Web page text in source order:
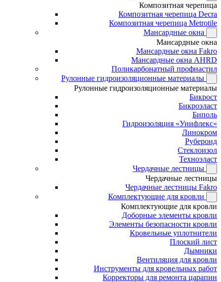
Композитная черепица
Композитная черепица Decra
Композитная черепица Metrotile
Мансардные окна
Мансардные окна
Мансардные окна Fakro
Мансардные окна AHRD
Поликарбонатный профнастил
Рулонные гидроизоляционные материалы
Рулонные гидроизоляционные материалы
Бикрост
Бикроэласт
Биполь
Гидроизоляция «Унифлекс»
Линокром
Рубероид
Стеклоизол
Техноэласт
Чердачные лестницы
Чердачные лестницы
Чердачные лестницы Fakro
Комплектующие для кровли
Комплектующие для кровли
Доборные элементы кровли
Элементы безопасности кровли
Кровельные уплотнители
Плоский лист
Дымники
Вентиляция для кровли
Инструменты для кровельных работ
Корректоры для ремонта царапин